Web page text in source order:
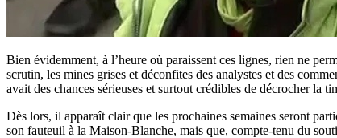
Bien évidemment, à l’heure où paraissent ces lignes, rien ne
scrutin, les mines grises et déconfites des analystes et des
avait des chances sérieuses et surtout crédibles de décrocher la
Dès lors, il apparaît clair que les prochaines semaines seront
son fauteuil à la Maison-Blanche, mais que, compte-tenu du